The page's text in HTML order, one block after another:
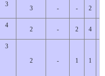
3
3 - - 2
4
2 - 2 4
3
2
- 1 1